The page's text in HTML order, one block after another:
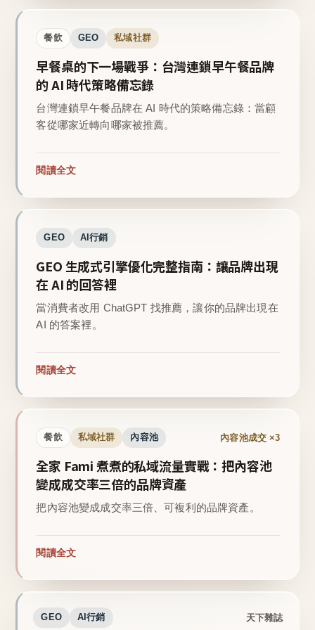
餐飲 GEO 私域社群
早餐桌的下一場戰爭：台灣連鎖早午餐品牌
的 AI 時代策略備忘錄
台灣連鎖早午餐品牌在 AI 時代的策略備忘錄：當顧
客從哪家近轉向哪家被推薦。
閱讀全文
GEO AI行銷
GEO 生成式引擎優化完整指南：讓品牌出現
在 AI 的回答裡
當消費者改用 ChatGPT 找推薦，讓你的品牌出現在
AI 的答案裡。
閱讀全文
餐飲 私域社群 內容池 內容池成交 ×3
全家 Fami 煮煮的私域流量實戰：把內容池
變成成交率三倍的品牌資產
把內容池變成成交率三倍、可複利的品牌資產。
閱讀全文
GEO AI行銷 天下雜誌